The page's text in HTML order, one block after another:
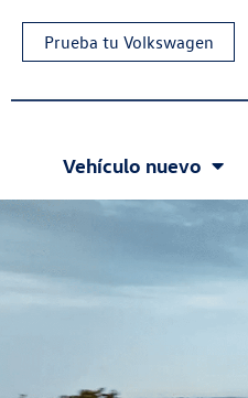
Prueba tu Volkswagen
Vehículo nuevo